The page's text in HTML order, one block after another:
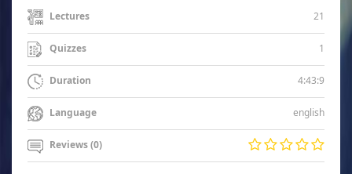
Lectures 21
Quizzes 1
Duration 4:43:9
Language english
Reviews (0)